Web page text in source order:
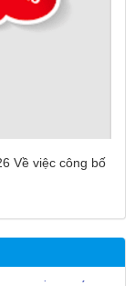
Về việc công bố
THỰC HIỆN
07/2021)
NGUY CƠ CẦN
BỘ Y TẾ)